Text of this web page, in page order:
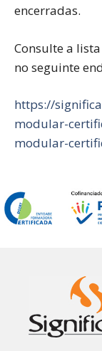
encerradas.
Consulte a
no seguinte
https://
modular-
modular-